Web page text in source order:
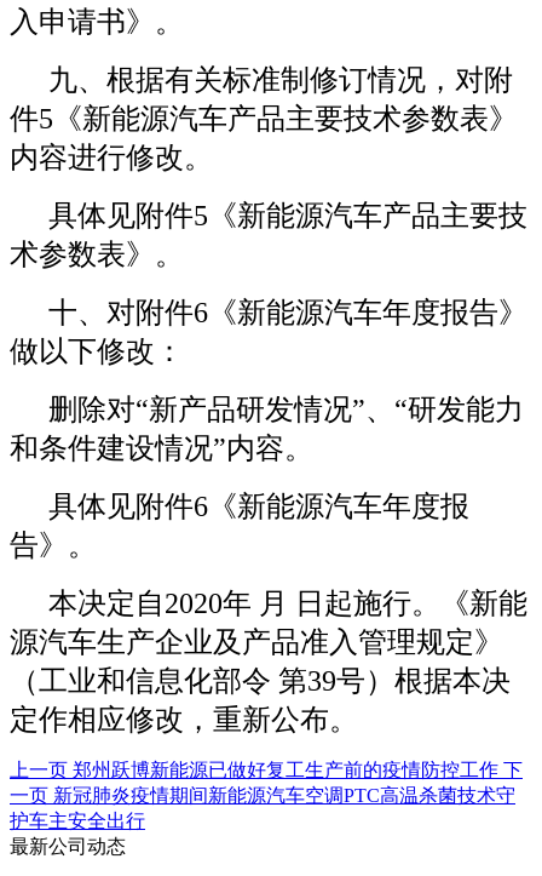
入申请书》。
九、根据有关标准制修订情况，对附
件5《新能源汽车产品主要技术参数表》
内容进行修改。
具体见附件5《新能源汽车产品主要技
术参数表》。
十、对附件6《新能源汽车年度报告》
做以下修改：
删除对“新产品研发情况”、“研发能力
和条件建设情况”内容。
具体见附件6《新能源汽车年度报
告》。
本决定自2020年 月 日起施行。《新能
源汽车生产企业及产品准入管理规定》
（工业和信息化部令 第39号）根据本决
定作相应修改，重新公布。
上一页 郑州跃博新能源已做好复工生产前的疫情防控工作 下
一页 新冠肺炎疫情期间新能源汽车空调PTC高温杀菌技术守
护车主安全出行
最新公司动态